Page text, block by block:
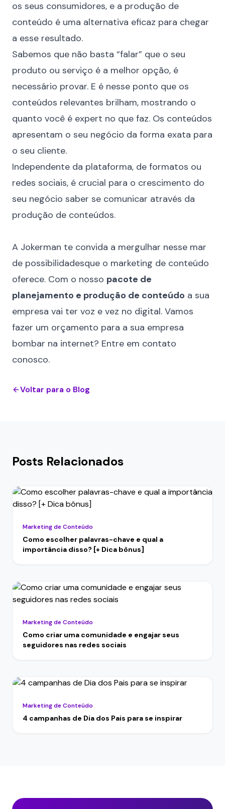
os seus consumidores, e a produção de
conteúdo é uma alternativa eficaz para chegar
a esse resultado.
Sabemos que não basta “falar” que o seu
produto ou serviço é a melhor opção, é
necessário provar. E é nesse ponto que os
conteúdos relevantes brilham, mostrando o
quanto você é expert no que faz. Os conteúdos
apresentam o seu negócio da forma exata para
o seu cliente.
Independente da plataforma, de formatos ou
redes sociais, é crucial para o crescimento do
seu negócio saber se comunicar através da
produção de conteúdos.
A Jokerman te convida a mergulhar nesse mar
de possibilidadesque o marketing de conteúdo
oferece. Com o nosso pacote de
planejamento e produção de conteúdo a sua
empresa vai ter voz e vez no digital. Vamos
fazer um orçamento para a sua empresa
bombar na internet? Entre em contato
conosco.
Voltar para o Blog
Posts Relacionados
Marketing de Conteúdo
Como escolher palavras-chave e qual a
importância disso? [+ Dica bônus]
Marketing de Conteúdo
Como criar uma comunidade e engajar seus
seguidores nas redes sociais
Marketing de Conteúdo
4 campanhas de Dia dos Pais para se inspirar